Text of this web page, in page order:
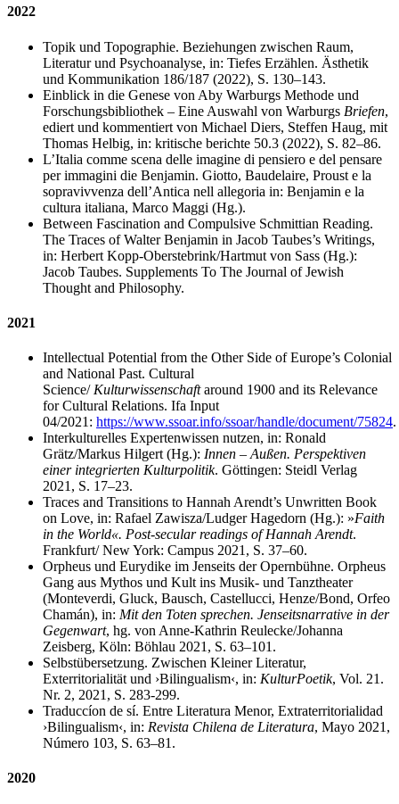
2022
Topik und Topographie. Beziehungen zwischen Raum,
Literatur und Psychoanalyse, in: Tiefes Erzählen. Ästhetik
und Kommunikation 186/187 (2022), S. 130–143.
Einblick in die Genese von Aby Warburgs Methode und
Forschungsbibliothek – Eine Auswahl von Warburgs Briefen,
ediert und kommentiert von Michael Diers, Steffen Haug, mit
Thomas Helbig, in: kritische berichte 50.3 (2022), S. 82–86.
L’Italia comme scena delle imagine di pensiero e del pensare
per immagini die Benjamin. Giotto, Baudelaire, Proust e la
sopravivvenza dell’Antica nell allegoria in: Benjamin e la
cultura italiana, Marco Maggi (Hg.).
Between Fascination and Compulsive Schmittian Reading.
The Traces of Walter Benjamin in Jacob Taubes’s Writings,
in: Herbert Kopp-Oberstebrink/Hartmut von Sass (Hg.):
Jacob Taubes. Supplements To The Journal of Jewish
Thought and Philosophy.
2021
Intellectual Potential from the Other Side of Europe’s Colonial
and National Past. Cultural
Science/ Kulturwissenschaftaround 1900 and its Relevance
for Cultural Relations. Ifa Input
04/2021: https://www.ssoar.info/ssoar/handle/document/75824.
Interkulturelles Expertenwissen nutzen, in: Ronald
Grätz/Markus Hilgert (Hg.): Innen – Außen. Perspektiven
einer integrierten Kulturpolitik. Göttingen: Steidl Verlag
2021, S. 17–23.
Traces and Transitions to Hannah Arendt’s Unwritten Book
on Love, in: Rafael Zawisza/Ludger Hagedorn (Hg.): »Faith
in the World«. Post-secular readings of Hannah Arendt.
Frankfurt/ New York: Campus 2021, S. 37–60.
Orpheus und Eurydike im Jenseits der Opernbühne. Orpheus
Gang aus Mythos und Kult ins Musik- und Tanztheater
(Monteverdi, Gluck, Bausch, Castellucci, Henze/Bond, Orfeo
Chamán), in: Mit den Toten sprechen. Jenseitsnarrative in der
Gegenwart, hg. von Anne-Kathrin Reulecke/Johanna
Zeisberg, Köln: Böhlau 2021, S. 63–101.
Selbstübersetzung. Zwischen Kleiner Literatur,
Exterritorialität und ›Bilingualism‹, in: KulturPoetik, Vol. 21.
Nr. 2, 2021, S. 283-299.
Traduccíon de sí. Entre Literatura Menor, Extraterritorialidad
›Bilingualism‹, in: Revista Chilena de Literatura, Mayo 2021,
Número 103, S. 63–81.
2020